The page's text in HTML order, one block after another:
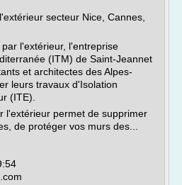
secteur Nice, Cannes,
l'extérieur, l'entreprise
(ITM) de Saint-Jeannet
et architectes des Alpes-
leurs travaux d'Isolation
(ITE).
l'extérieur permet de supprimer
de protéger vos murs des...